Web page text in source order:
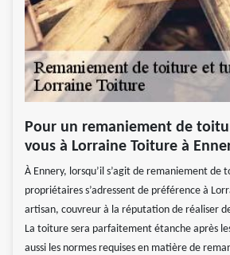
Pour un remaniement de
vous à Lorraine Toiture à
À Ennery, lorsqu’il s’agit de remaniement de
propriétaires s’adressent de préférence à
artisan, couvreur à la réputation de réaliser
La toiture sera parfaitement étanche après
aussi les normes requises en matière de